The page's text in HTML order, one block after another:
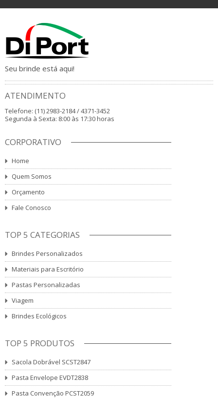
Seu brinde está aqui!
ATENDIMENTO
Telefone: (11) 2983-2184 / 4371-3452
Segunda à Sexta: 8:00 às 17:30 horas
CORPORATIVO
Home
Quem Somos
Orçamento
Fale Conosco
TOP 5 CATEGORIAS
Brindes Personalizados
Materiais para Escritório
Pastas Personalizadas
Viagem
Brindes Ecológicos
TOP 5 PRODUTOS
Sacola Dobrável SCST2847
Pasta Envelope EVDT2838
Pasta Convenção PCST2059